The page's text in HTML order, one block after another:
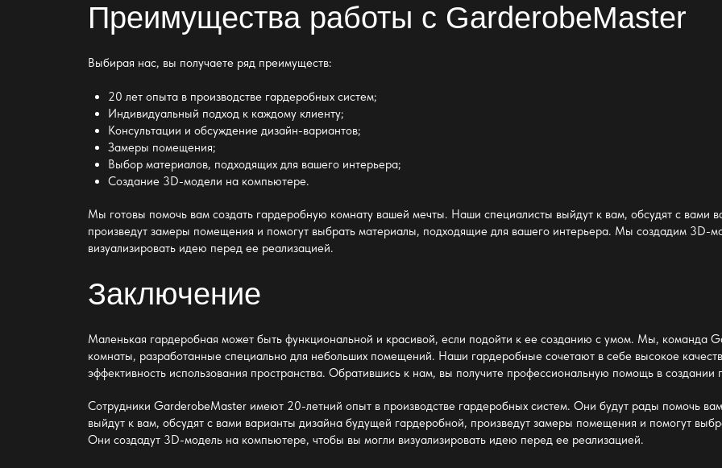
Преимущества работы с GarderobeMaster
Выбирая нас, вы получаете ряд преимуществ:
20 лет опыта в производстве гардеробных систем;
Индивидуальный подход к каждому клиенту;
Консультации и обсуждение дизайн-вариантов;
Замеры помещения;
Выбор материалов, подходящих для вашего интерьера;
Создание 3D-модели на компьютере.
Мы готовы помочь вам создать гардеробную комнату вашей мечты. Наши специалисты выйдут к вам, обсудят с вами
произведут замеры помещения и помогут выбрать материалы, подходящие для вашего интерьера. Мы создадим 3D-
визуализировать идею перед ее реализацией.
Заключение
Маленькая гардеробная может быть функциональной и красивой, если подойти к ее созданию с умом. Мы, команда
комнаты, разработанные специально для небольших помещений. Наши гардеробные сочетают в себе высокое
эффективность использования пространства. Обратившись к нам, вы получите профессиональную помощь в
Сотрудники GarderobeMaster имеют 20-летний опыт в производстве гардеробных систем. Они будут рады помочь
выйдут к вам, обсудят с вами варианты дизайна будущей гардеробной, произведут замеры помещения и помогут
Они создадут 3D-модель на компьютере, чтобы вы могли визуализировать идею перед ее реализацией.